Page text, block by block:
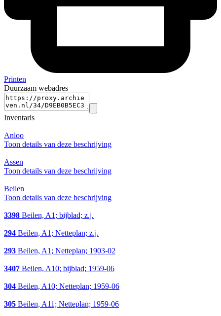
Printen
Duurzaam webadres
Inventaris
Anloo
Toon details van deze beschrijving
Assen
Toon details van deze beschrijving
Beilen
Toon details van deze beschrijving
3398 Beilen, A1; bijblad; z.j.
294 Beilen, A1; Netteplan; z.j.
293 Beilen, A1; Netteplan; 1903-02
3407 Beilen, A10; bijblad; 1959-06
304 Beilen, A10; Netteplan; 1959-06
305 Beilen, A11; Netteplan; 1959-06